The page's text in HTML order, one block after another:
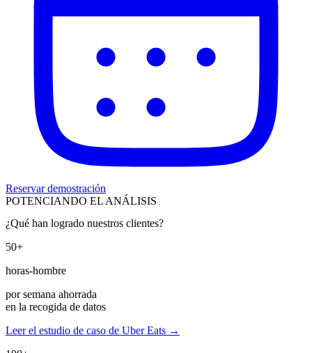
Reservar demostración
POTENCIANDO EL ANÁLISIS
¿Qué han logrado nuestros clientes?
50+
horas-hombre
por semana ahorrada
en la recogida de datos
Leer el estudio de caso de Uber Eats →